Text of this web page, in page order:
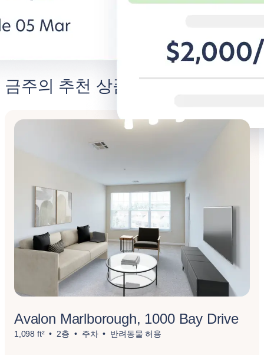
비즈니스용 BG 알아보기
금주의 추천 상품
Avalon Marlborough, 1000 Bay Drive
1,098 ft² 2층 주차 반려동물 허용